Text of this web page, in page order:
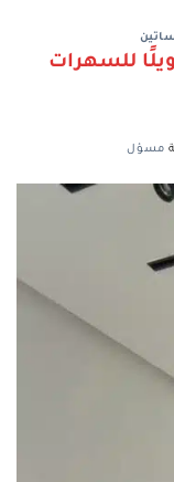
للسهرات
مسؤل